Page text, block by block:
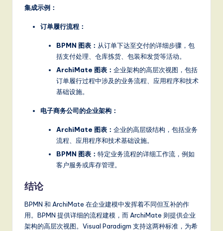
集成示例：
订单履行流程：
BPMN 图表： 从订单下达至交付的详细步骤，包
括支付处理、仓库拣货、包装和发货等活动。
ArchiMate 图表： 企业架构的高层次视图，包括
订单履行过程中涉及的业务流程、应用程序和技术
基础设施。
电子商务公司的企业架构：
ArchiMate 图表： 企业的高层级结构，包括业务
流程、应用程序和技术基础设施。
BPMN 图表： 特定业务流程的详细工作流，例如
客户服务或库存管理。
结论
BPMN 和 ArchiMate 在企业建模中发挥着不同但互补的作
用。BPMN 提供详细的流程建模，而 ArchiMate 则提供企业
架构的高层次视图。Visual Paradigm 支持这两种标准，为希